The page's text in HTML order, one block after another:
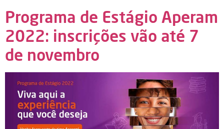
Programa de Estágio Aperam
2022: inscrições vão até 7
de novembro